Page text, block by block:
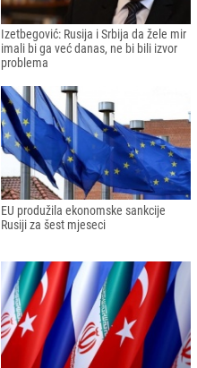
Izetbegović: Rusija i Srbija da žele mir
imali bi ga već danas, ne bi bili izvor
problema
EU produžila ekonomske sankcije
Rusiji za šest mjeseci